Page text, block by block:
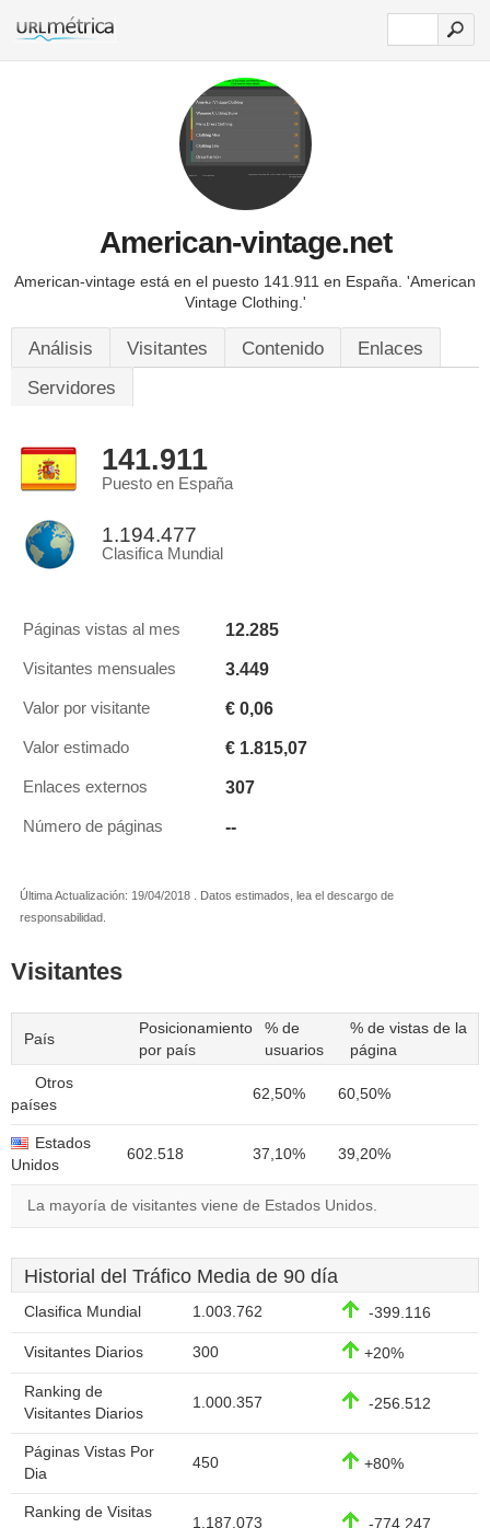
American-vintage.net
American-vintage está en el puesto 141.911 en España. 'American
Vintage Clothing.'
Análisis Visitantes Contenido
Enlaces
Servidores
141.911
Puesto en España
1.194.477
Clasifica Mundial
Páginas vistas al mes 12.285
Visitantes mensuales 3.449
Valor por visitante € 0,06
Valor estimado € 1.815,07
Enlaces externos 307
Número de páginas --
Última Actualización: 19/04/2018 . Datos estimados, lea el descargo de
responsabilidad.
Visitantes
País
Posicionamiento
por país
% de
usuarios
% de vistas de la
página
Otros
países
62,50% 60,50%
Estados
Unidos
602.518 37,10% 39,20%
La mayoría de visitantes viene de Estados Unidos.
Historial del Tráfico Media de 90 día
Clasifica Mundial 1.003.762 -399.116
Visitantes Diarios 300 +20%
Ranking de
Visitantes Diarios
1.000.357 -256.512
Páginas Vistas Por
Dia
450 +80%
Ranking de Visitas
1.187.073 -774.247